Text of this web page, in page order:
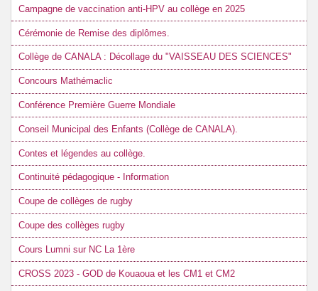
Campagne de vaccination anti-HPV au collège en 2025
Cérémonie de Remise des diplômes.
Collège de CANALA : Décollage du "VAISSEAU DES SCIENCES"
Concours Mathémaclic
Conférence Première Guerre Mondiale
Conseil Municipal des Enfants (Collège de CANALA).
Contes et légendes au collège.
Continuité pédagogique - Information
Coupe de collèges de rugby
Coupe des collèges rugby
Cours Lumni sur NC La 1ère
CROSS 2023 - GOD de Kouaoua et les CM1 et CM2